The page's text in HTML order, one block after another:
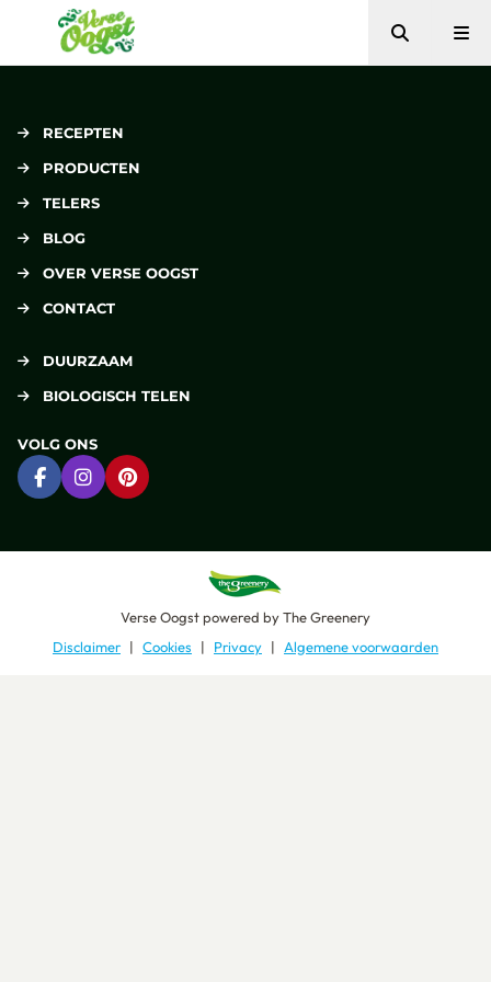
Verse Oogst
Zoeken
RECEPTEN
PRODUCTEN
TELERS
BLOG
OVER VERSE OOGST
CONTACT
DUURZAAM
BIOLOGISCH TELEN
VOLG ONS
Ga naar Facebook
Ga naar Instagram
Ga naar Pinterest
Verse Oogstpowered byThe Greenery
Disclaimer
Cookies Privacy Algemene voorwaarden